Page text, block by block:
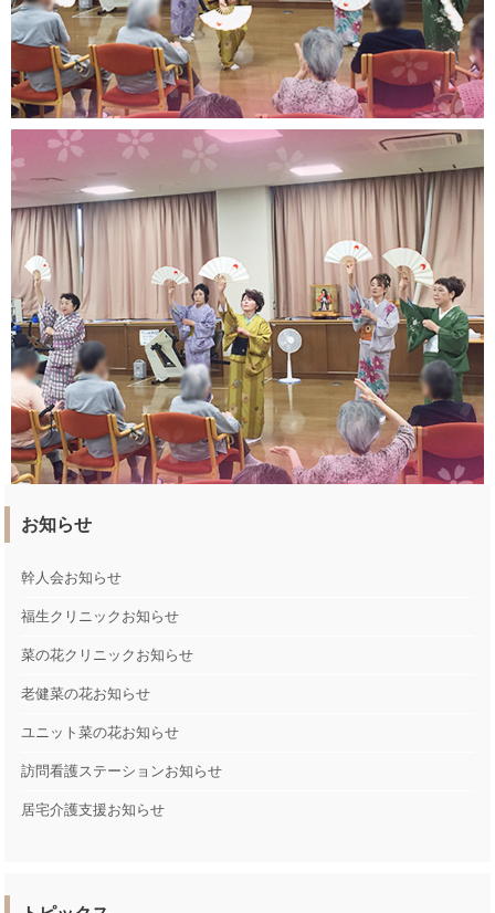
お知らせ
幹人会お知らせ
福生クリニックお知らせ
菜の花クリニックお知らせ
老健菜の花お知らせ
ユニット菜の花お知らせ
訪問看護ステーションお知らせ
居宅介護支援お知らせ